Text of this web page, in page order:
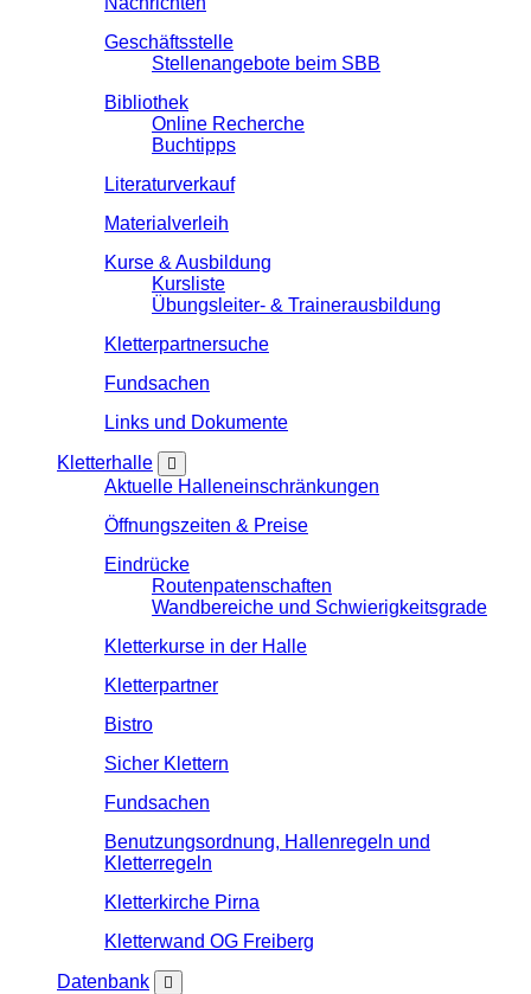
Geschäftsstelle
Stellenangebote beim SBB
Bibliothek
Online Recherche
Buchtipps
Literaturverkauf
Materialverleih
Kurse & Ausbildung
Kursliste
Übungsleiter- & Trainerausbildung
Kletterpartnersuche
Fundsachen
Links und Dokumente
Kletterhalle
Aktuelle Halleneinschränkungen
Öffnungszeiten & Preise
Eindrücke
Routenpatenschaften
Wandbereiche und Schwierigkeitsgrade
Kletterkurse in der Halle
Kletterpartner
Bistro
Sicher Klettern
Fundsachen
Benutzungsordnung, Hallenregeln und
Kletterregeln
Kletterkirche Pirna
Kletterwand OG Freiberg
Datenbank